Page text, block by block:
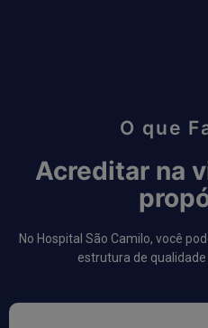
O que
Acreditar na
No Hospital São Camilo, você
estrutura de